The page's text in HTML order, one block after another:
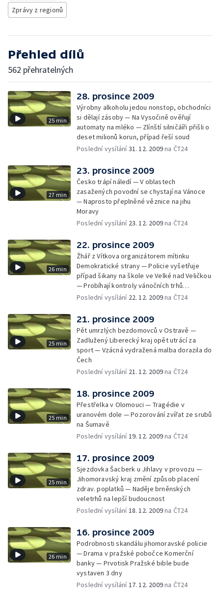
Zprávy z regionů
Přehled dílů
562 přehratelných
25 min
28. prosince 2009
Výrobny alkoholu jedou nonstop, obchodníci
si dělají zásoby — Na Vysočině ověřují
automaty na mléko — Zlínští silničáíři přišli o
deset milionů korun, případ řeší soud
Poslední vysílání31. 12. 2009na ČT24
27 min
23. prosince 2009
Česko trápí náledí — V oblastech
zasažených povodní se chystají na Vánoce
— Naprosto přeplněné věznice na jihu
Moravy
Poslední vysílání 23. 12. 2009na ČT24
26 min
22. prosince 2009
Žhář z Vítkova organizátorem mítinku
Demokratické strany — Policie vyšetřuje
případ šikany na škole ve Velké nad Veličkou
— Probíhají kontroly vánočních trhů
inspektory ČIŽP
Poslední vysílání 22. 12. 2009na ČT24
25 min
21. prosince 2009
Pět umrzlých bezdomovců v Ostravě —
Zadlužený Liberecký kraj opět utrácí za
sport — Vzácná vydražená malba dorazila do
Čech
Poslední vysílání 21. 12. 2009na ČT24
25 min
18. prosince 2009
Přestřelka v Olomouci — Tragédie v
uranovém dole — Pozorování zvířat ze srubů
na Šumavě
Poslední vysílání19. 12. 2009na ČT24
25 min
17. prosince 2009
Sjezdovka Šacberk u Jihlavy v provozu —
Jihomoravský kraj změní způsob placení
zdrav. poplatků — Naděje brněnských
veletrhů na lepší budoucnost
Poslední vysílání18. 12. 2009na ČT24
26 min
16. prosince 2009
Podrobnosti skandálu jihomoravské policie
— Drama v pražské pobočce Komerční
banky — Prvotisk Pražské bible bude
vystaven 3 dny
Poslední vysílání17. 12. 2009na ČT24